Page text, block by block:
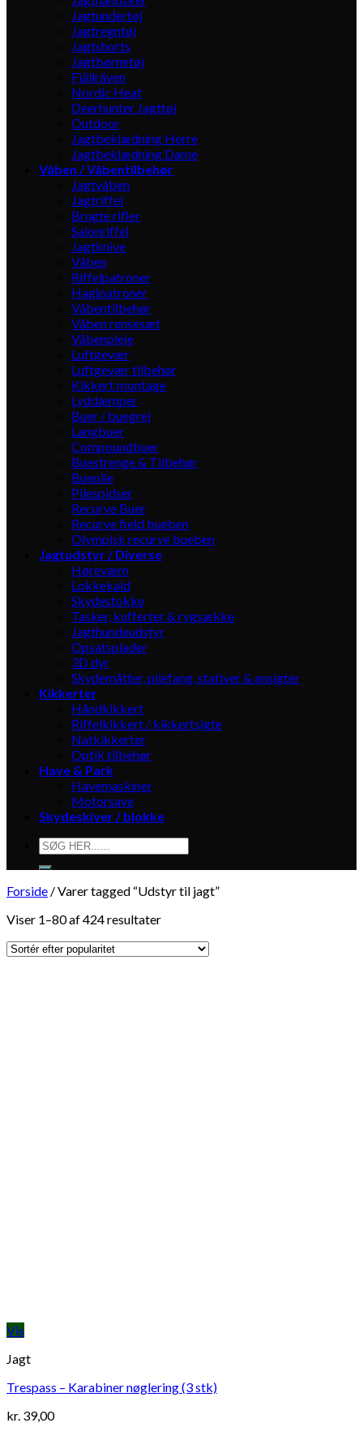
Jagtundertøj
Jagtregntøj
Jagtshorts
Jagtbørnetøj
Fjällräven
Nordic Heat
Deerhunter Jagttøj
Outdoor
Jagtbeklædning Herre
Jagtbeklædning Dame
Våben / Våbentilbehør
Jagtvåben
Jagtriffel
Brugte rifler
Salonriffel
Jagtknive
Våben
Riffelpatroner
Haglpatroner
Våbentilbehør
Våben rensesæt
Våbenpleje
Luftgevær
Luftgevær tilbehør
Kikkert montage
Lyddæmper
Buer / buegrej
Langbuer
Compoundbuer
Buestrenge & Tilbehør
Buepile
Pilespidser
Recurve Buer
Recurve field bueben
Olympisk recurve bueben
Jagtudstyr / Diverse
Høreværn
Lokkekald
Skydestokke
Tasker, kufferter & rygsække
Jagthundeudstyr
Opsatsplader
3D dyr
Skydemåtter, pilefang, stativer & ansigter
Kikkerter
Håndkikkert
Riffelkikkert / kikkertsigte
Natkikkerter
Optik tilbehør
Have & Park
Havemaskiner
Motorsave
Skydeskiver / blokke
Søg
efter:
Forside /Varer tagged “Udstyr til jagt”
Viser 1–80 af 424 resultater
Vis
Jagt
Trespass – Karabiner nøglering (3 stk)
kr. 39,00